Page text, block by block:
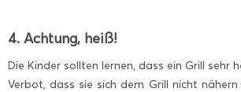
4. Achtung, heiß!
Die Kinder sollten lernen, dass ein Grill sehr
Verbot, dass sie sich dem Grill nicht